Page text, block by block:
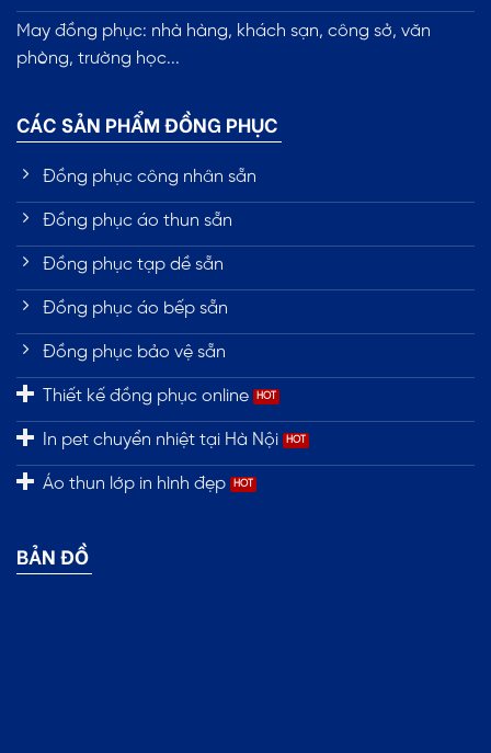
May đồng phục: nhà hàng, khách sạn, công sở, văn
phòng, trường học...
CÁC SẢN PHẨM ĐỒNG PHỤC
Đồng phục công nhân sẵn
Đồng phục áo thun sẵn
Đồng phục tạp dề sẵn
Đồng phục áo bếp sẵn
Đồng phục bảo vệ sẵn
Thiết kế đồng phục online
In pet chuyển nhiệt tại Hà Nội
Áo thun lớp in hình đẹp
BẢN ĐỒ